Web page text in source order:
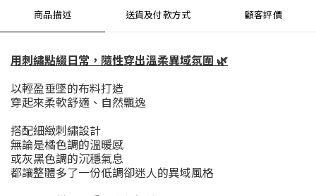
商品描述 送貨及付款方式 顧客評價
用刺繡點綴日常，隨性穿出溫柔異域氛圍 🌿
以輕盈垂墜的布料打造
穿起來柔軟舒適、自然飄逸
搭配細緻刺繡設計
無論是橘色調的溫暖感
或灰黑色調的沉穩氣息
都讓整體多了一份低調卻迷人的異域風格